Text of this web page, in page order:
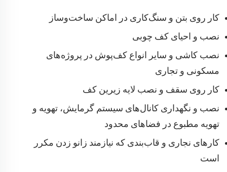
کار روی بتن و سنگ‌کاری در اماکن ساخت‌وساز
نصب و احیای کف چوبی
نصب کاشی و سایر انواع کف‌پوش در پروژه‌های
مسکونی و تجاری
کار روی سقف و نصب لایه زیرین کف
نصب و نگهداری کانال‌های سیستم گرمایش، تهویه و
تهویه مطبوع در فضاهای محدود
کارهای نجاری و قاب‌بندی که نیازمند زانو زدن مکرر
است